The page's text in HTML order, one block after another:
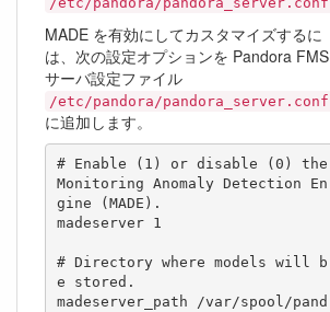
MADE を有効にしてカスタマイズするに
は、次の設定オプションを Pandora FMS
サーバ設定ファイル
/etc/pandora/pandora_server.conf
に追加します。
# Enable (1) or disable (0) the
Monitoring Anomaly Detection En
gine (MADE).
madeserver 1
# Directory where models will b
e stored.
madeserver_path /var/spool/pand